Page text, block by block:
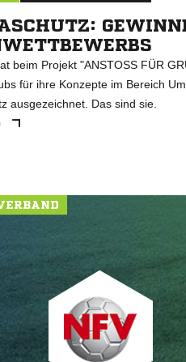
beim Projekt "ANSTOSS FÜR
für ihre Konzepte im Bereich
ausgezeichnet. Das sind sie.